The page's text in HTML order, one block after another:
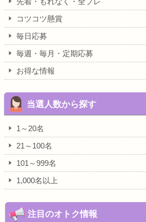
コツコツ懸賞
毎日応募
毎週・毎月・定期応募
お得な情報
当選人数から探す
1～20名
21～100名
101～999名
1,000名以上
注目のオトク情報